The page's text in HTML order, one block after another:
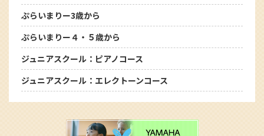
ぷらいまりー3歳から
ぷらいまりー４・５歳から
ジュニアスクール：ピアノコース
ジュニアスクール：エレクトーンコース